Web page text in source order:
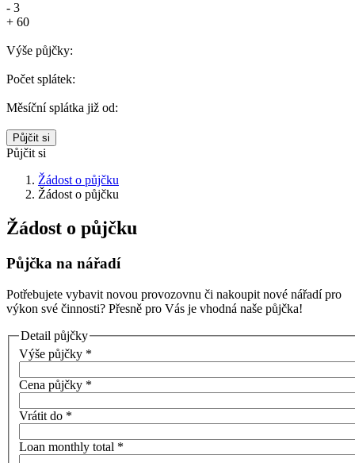
- 3
+ 60
Výše půjčky:
Počet splátek:
Měsíční splátka již od:
Půjčit si
Žádost o půjčku
Žádost o půjčku
Žádost o půjčku
Půjčka na nářadí
Potřebujete vybavit novou provozovnu či nakoupit nové nářadí pro
výkon své činnosti? Přesně pro Vás je vhodná naše půjčka!
Detail půjčky
Výše půjčky *
Cena půjčky *
Vrátit do *
Loan monthly total *